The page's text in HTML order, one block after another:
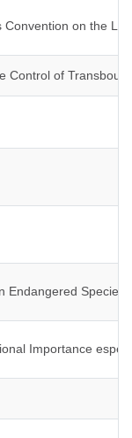
on the
Control of
Endangered Species
Importance